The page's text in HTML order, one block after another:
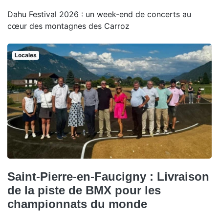
Dahu Festival 2026 : un week-end de concerts au
cœur des montagnes des Carroz
Locales
Saint-Pierre-en-Faucigny : Livraison
de la piste de BMX pour les
championnats du monde